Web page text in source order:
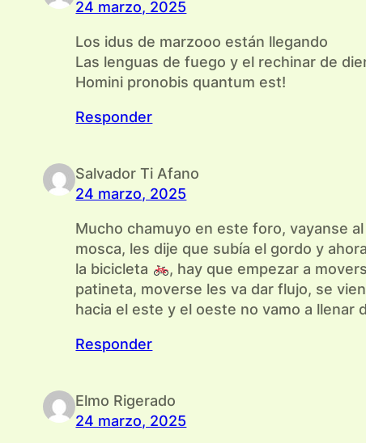
24 marzo, 2025
Los idus de marzooo están llegando
Las lenguas de fuego y el rechinar de
Homini pronobis quantum est!
Responder
Salvador Ti Afano
24 marzo, 2025
Mucho chamuyo en este foro, vayanse
mosca, les dije que subía el gordo y
la bicicleta
, hay que empezar a
patineta, moverse les va dar flujo, se
hacia el este y el oeste no vamo a llenar
Responder
Elmo Rigerado
24 marzo, 2025